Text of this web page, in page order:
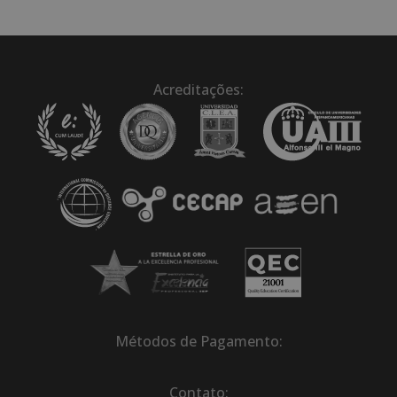
Acreditações:
Métodos de Pagamento:
Contato: